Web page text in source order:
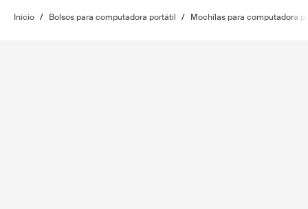
Inicio / Bolsos para computadora portátil / Mochilas para computadora